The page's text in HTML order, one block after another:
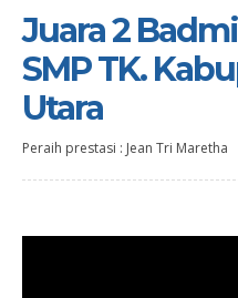
Juara 2
SMP TK.
Utara
Peraih prestasi : Jean Tri Maretha